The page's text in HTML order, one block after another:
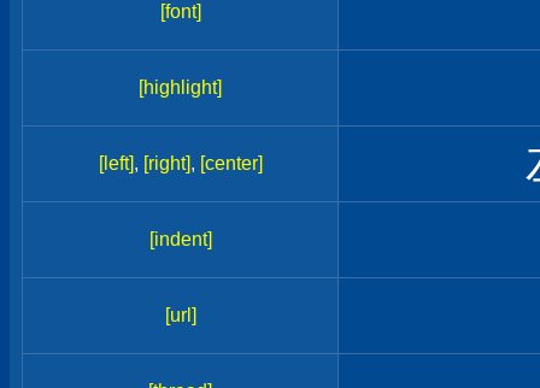
[font]
[highlight]
[left], [right], [center]
[indent]
[url]